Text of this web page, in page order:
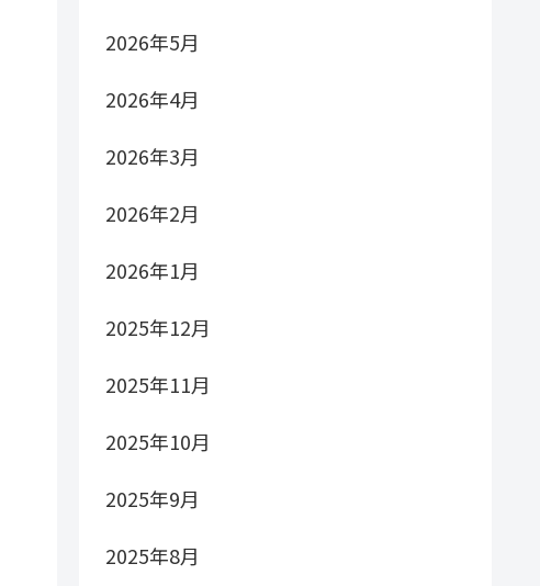
2026年5月
2026年4月
2026年3月
2026年2月
2026年1月
2025年12月
2025年11月
2025年10月
2025年9月
2025年8月